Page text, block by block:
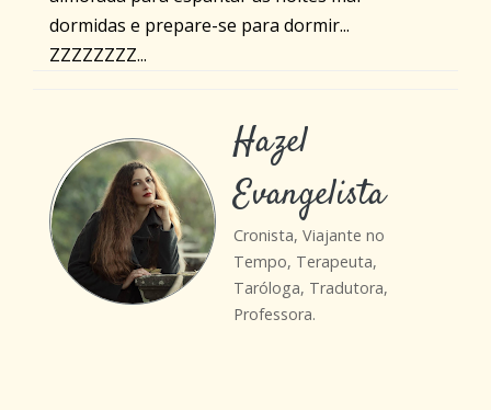
dormidas e prepare-se para dormir...
ZZZZZZZZ...
Hazel
Evangelista
Cronista, Viajante no
Tempo, Terapeuta,
Taróloga, Tradutora,
Professora.